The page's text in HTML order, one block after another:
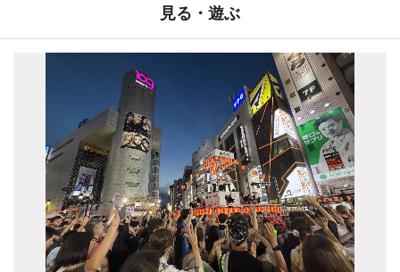
見る・遊ぶ